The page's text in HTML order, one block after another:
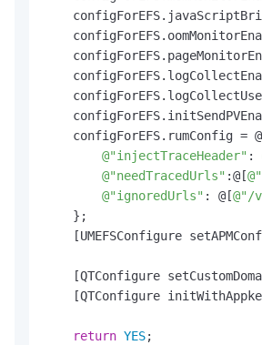
configForEFS.rumConfig =
@"injectTraceHeader" :
@"needTracedUrls" :@[
@"ignoredUrls" : @[@"/
    };
[UMEFSConfigure
[QTConfigure
[QTConfigure
return YES;